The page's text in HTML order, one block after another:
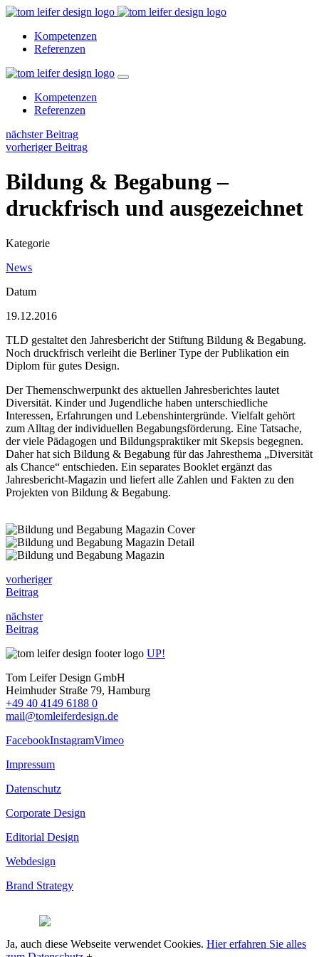
Kompetenzen
Referenzen
Kompetenzen
Referenzen
nächster Beitrag
vorheriger Beitrag
Bildung & Begabung –
druckfrisch und ausgezeichnet
Kategorie
News
Datum
19.12.2016
TLD gestaltet den Jahresbericht der Stiftung Bildung & Begabung.
Noch druckfrisch verleiht die Berliner Type der Publikation ein
Diplom für gutes Design.
Der Themenschwerpunkt des aktuellen Jahresberichtes lautet
Diversität. Kinder und Jugendliche haben unterschiedliche
Interessen, Erfahrungen und Lebenshintergründe. Vielfalt gehört
zum Alltag der individuellen Begabungsförderung. Eine Tatsache,
der viele Pädagogen und Bildungspraktiker mit Skepsis begegnen.
Daher hat sich Bildung & Begabung für das Jahresthema „Diversität
als Chance“ entschieden. Ein separates Booklet ergänzt das
Jahresbericht-Magazin und liefert alle Zahlen und Fakten zu den
Projekten von Bildung & Begabung.
vorheriger
Beitrag
nächster
Beitrag
UP!
Tom Leifer Design GmbH
Heimhuder Straße 79, Hamburg
+49 40 4149 6188 0
mail@tomleiferdesign.de
FacebookInstagramVimeo
Impressum
Datenschutz
Corporate Design
Editorial Design
Webdesign
Brand Strategy
Ja, auch diese Webseite verwendet Cookies. Hier erfahren Sie alles